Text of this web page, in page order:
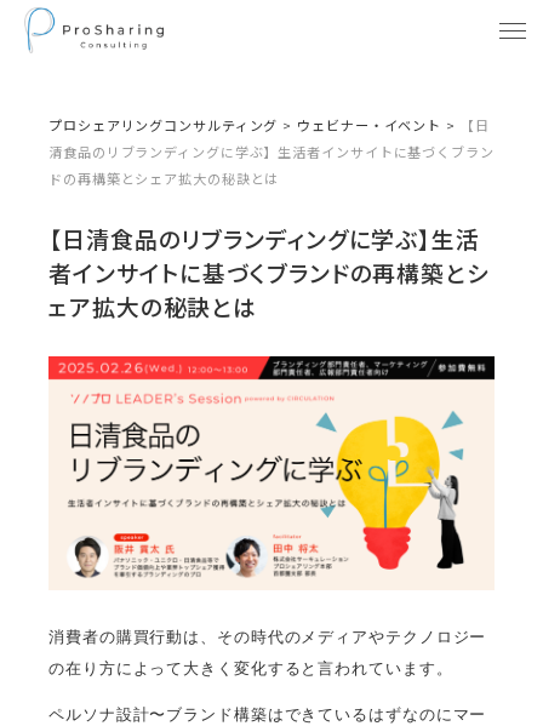
プロシェアリングコンサルティング > ウェビナー・イベント >
【日
清食品のリブランディングに学ぶ】生活者インサイトに基づくブラン
ドの再構築とシェア拡大の秘訣とは
【日清食品のリブランディングに学ぶ】生活
者インサイトに基づくブランドの再構築とシ
ェア拡大の秘訣とは
消費者の購買行動は、その時代のメディアやテクノロジー
の在り方によって大きく変化すると言われています。
ペルソナ設計〜ブランド構築はできているはずなのにマー